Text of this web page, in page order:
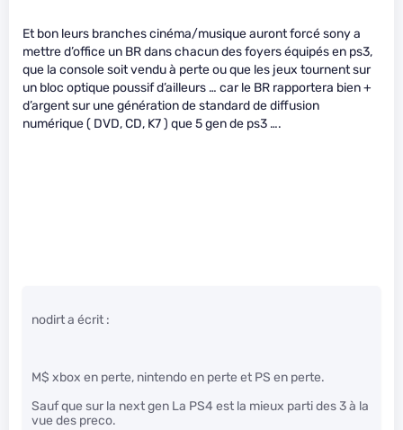
Et bon leurs branches cinéma/musique auront forcé sony a
mettre d’office un BR dans chacun des foyers équipés en ps3,
que la console soit vendu à perte ou que les jeux tournent sur
un bloc optique poussif d’ailleurs … car le BR rapportera bien +
d’argent sur une génération de standard de diffusion
numérique ( DVD, CD, K7 ) que 5 gen de ps3 ….
nodirt a écrit :
M$ xbox en perte, nintendo en perte et PS en perte.
Sauf que sur la next gen La PS4 est la mieux parti des 3 à la
vue des preco.